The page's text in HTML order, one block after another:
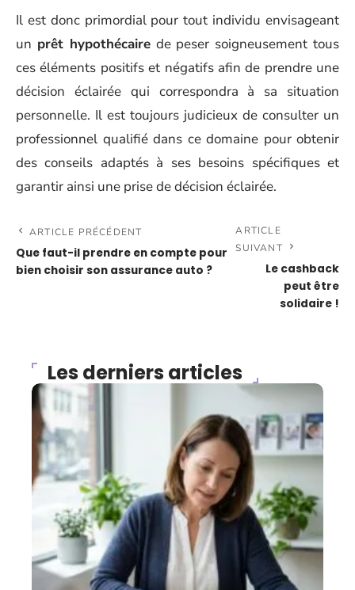
Il est donc primordial pour tout individu envisageant
un prêt hypothécairede peser soigneusement tous
ces éléments positifs et négatifs afin de prendre une
décision éclairée qui correspondra à sa situation
personnelle. Il est toujours judicieux de consulter un
professionnel qualifié dans ce domaine pour obtenir
des conseils adaptés à ses besoins spécifiques et
garantir ainsi une prise de décision éclairée.
ARTICLE PRÉCÉDENT
Que faut-il prendre en compte pour
bien choisir son assurance auto ?
ARTICLE
SUIVANT
Le cashback
peut être
solidaire !
Les derniers articles